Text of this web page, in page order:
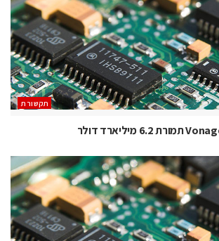
תקשורת